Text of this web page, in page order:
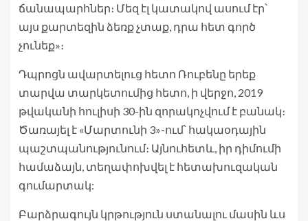
ճանապարհներ։ Մեզ էլ կատակով ասում էր՝
այս քարտեզին ձեռք չտաք, դրա հետ գործ
չունեք»։
Դպրոցն ավարտելուց հետո Ռուբենը երեք
տարվա տարկետումից հետո, ի վերջո, 2019
թվականի հուլիսի 30-ին զորակոչվում է բանակ։
Ծառայել է «Մարտունի 3»-ում՝ հակաօդային
պաշտպանությունում։ Այնուհետև, իր դիմումի
համաձայն, տեղափոխվել է հետախուզական
գումարտակ:
Բարձրագույն կրթություն ստանալու մասին ևս